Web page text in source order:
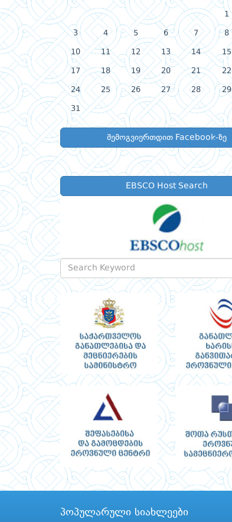
1
3 4 5 6 7 8
10 11 12 13 14 15
17 18 19 20 21 22
24 25 26 27 28 29
31
შემოგვიერთდით Facebook-ზე
EBSCO Host Search
პოპულარული სიახლეები